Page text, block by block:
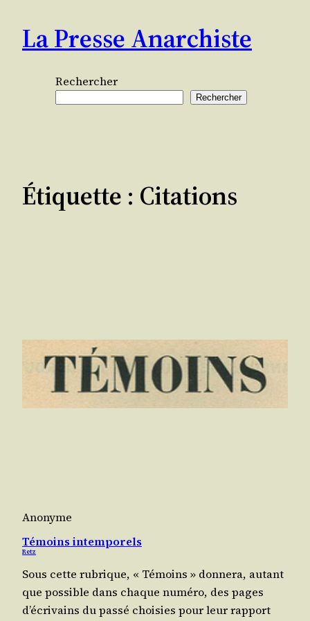
contenu
La Presse Anarchiste
Rechercher
Rechercher
Étiquette : Citations
Anonyme
Témoins intemporels
Retz
Sous cette rubrique, « Témoins » don­ne­ra, autant
que pos­sible dans chaque numé­ro, des pages
d’écrivains du pas­sé choi­sies pour leur rap­port